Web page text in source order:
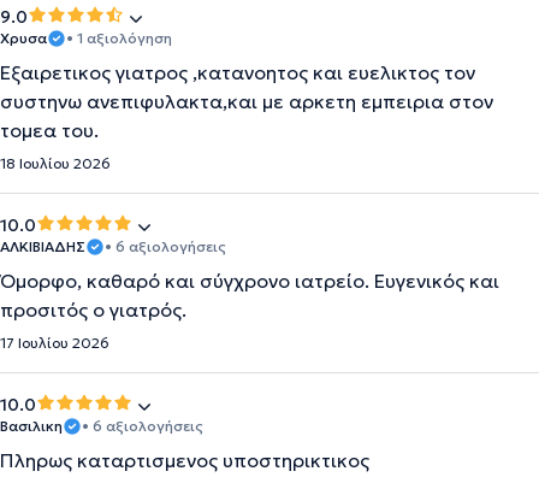
9.0
Χρυσα • 1 αξιολόγηση
Εξαιρετικος γιατρος ,κατανοητος και ευελικτος τον
συστηνω ανεπιφυλακτα,και με αρκετη εμπειρια στον
τομεα του.
18 Ιουλίου 2026
10.0
ΑΛΚΙΒΙΑΔΗΣ • 6 αξιολογήσεις
Όμορφο, καθαρό και σύγχρονο ιατρείο. Ευγενικός και
προσιτός ο γιατρός.
17 Ιουλίου 2026
10.0
Βασιλικη • 6 αξιολογήσεις
Πληρως καταρτισμενος υποστηρικτικος